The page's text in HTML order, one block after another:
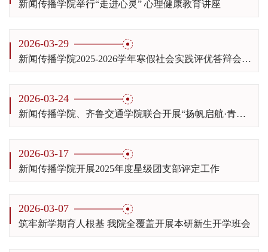
新闻传播学院举行“走进心灵” 心理健康教育讲座
2026-03-29
新闻传播学院2025-2026学年寒假社会实践评优答辩会顺利举行
2026-03-24
新闻传播学院、齐鲁交通学院联合开展“扬帆启航·青春筑梦”主题团日活动
2026-03-17
新闻传播学院开展2025年度星级团支部评定工作
2026-03-07
筑牢新学期育人根基 我院全覆盖开展本研新生开学班会​